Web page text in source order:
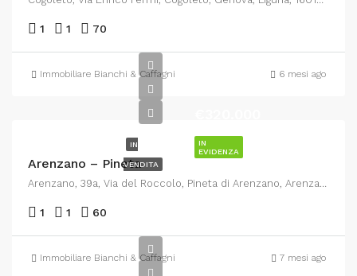
1 1 70
Immobiliare Bianchi & Caffagni 6 mesi ago
IN
EVIDENZA
IN
VENDITA
Arenzano – Pineta
Arenzano, 39a, Via del Roccolo, Pineta di Arenzano, Arenzano, Genova, Liguria, 16011, Italia
1 1 60
Immobiliare Bianchi & Caffagni 7 mesi ago